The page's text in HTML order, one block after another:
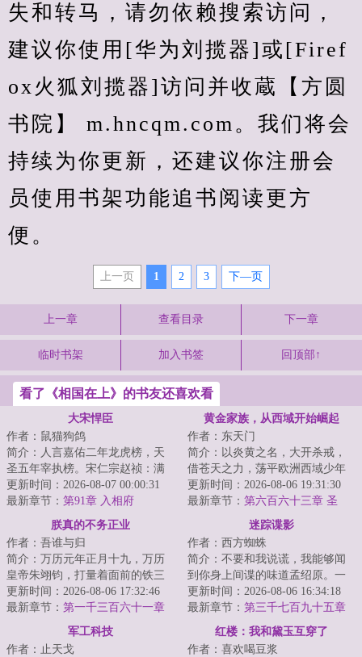
失和转马，请勿依赖搜索访问，
建议你使用[华为刘揽器]或[Firef
ox火狐刘揽器]访问并收蔵【方圆
书院】 m.hncqm.com。我们将会
持续为你更新，还建议你注册会
员使用书架功能追书阅读更方
便。
上一页 1 2 3 下—页
上一章 查看目录 下一章
临时书架 加入书签 回顶部↑
看了《相国在上》的书友还喜欢看
大宋悍臣
作者：鼠猫狗鸽
简介：人言嘉佑二年龙虎榜，天
圣五年宰执榜。宋仁宗赵祯：满
朝文武为何支支吾吾无一人敢
言？宋煊：官家，...
更新时间：2026-08-07 00:00:31
最新章节： 第91章 入相府
黄金家族，从西域开始崛起
作者：东天门
简介：以炎黄之名，大开杀戒，
借苍天之力，荡平欧洲西域少年
李骁，以家族为，大炼钢铁，铸
造火炮，屯兵牧...
更新时间：2026-08-06 19:31:30
最新章节： 第六百六十三章 圣
朕真的不务正业
作者：吾谁与归
简介：万历元年正月十九，万历
皇帝朱翊钧，打量着面前的铁三
角。第一位盟友面相颇为和善，
她是大明的太后...
更新时间：2026-08-06 17:32:46
最新章节： 第一千三百六十一章
差之毫厘，谬以千里
迷踪谍影
作者：西方蜘蛛
简介：不要和我说谎，我能够闻
到你身上间谍的味道孟绍原。一
个微表情专家，当穿越来到一九
三六年的南京，...
更新时间：2026-08-06 16:34:18
最新章节： 第三千七百九十五章
羽原的信
军工科技
作者：止天戈
红楼：我和黛玉互穿了
作者：喜欢喝豆浆